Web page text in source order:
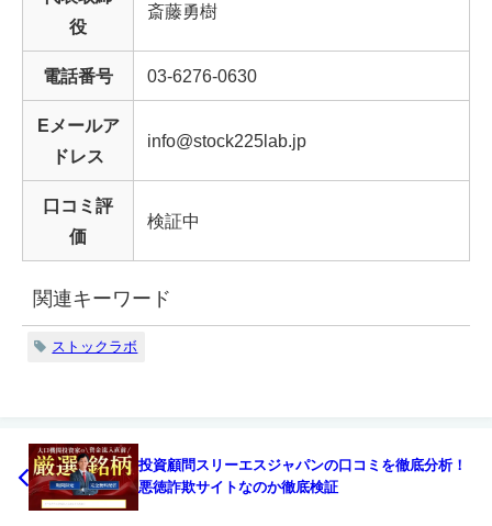
役
斎藤勇樹
電話番号 03-6276-0630
Eメールア
ドレス
info@stock225lab.jp
口コミ評
価
検証中
関連キーワード
ストックラボ
投資顧問スリーエスジャパンの口コミを徹底分析！
悪徳詐欺サイトなのか徹底検証